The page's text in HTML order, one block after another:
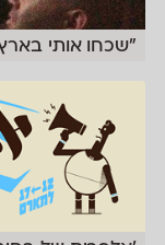
״שכחו אותי